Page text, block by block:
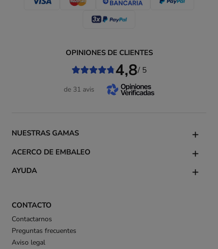
CONTACTO
Contactarnos
Preguntas frecuentes
Aviso legal
NUESTRAS GAMAS
ACERCO DE EMBALEO
AYUDA
OPINIONES DE CLIENTES
4,8/ 5
de 31 avis